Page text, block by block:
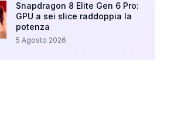
Snapdragon 8 Elite Gen 6 Pro:
GPU a sei slice raddoppia la
potenza
5 Agosto 2026